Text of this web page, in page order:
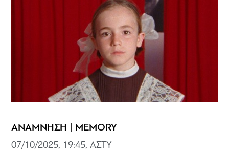
ΑΝΑΜΝΗΣΗ | MEMORY
07/10/2025, 19:45, ΑΣΤΥ